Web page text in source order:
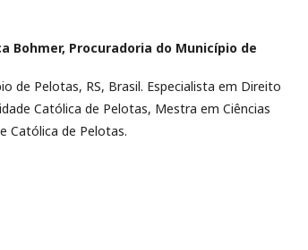
Bohmer, Procuradoria do Município de
de Pelotas, RS, Brasil. Especialista em Direito
Católica de Pelotas, Mestra em Ciências
Católica de Pelotas.